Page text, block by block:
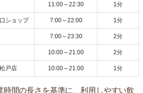
11:00～22:30 1分
ショップ 7:00～22:00 1分
7:00～23:30 2分
10:00～21:00 2分
戸店 10:00～21:00 1分
時間の長さを基準に、利用しやすい飲